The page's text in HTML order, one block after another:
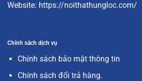
Website: https://noithathungloc.com/
Chính sách dịch vụ
Chính sách bảo mật thông tin
Chính sách đổi trả hàng.